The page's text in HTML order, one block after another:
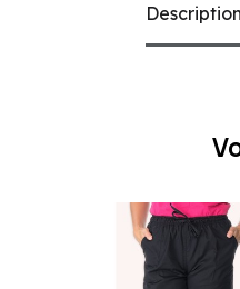
Description